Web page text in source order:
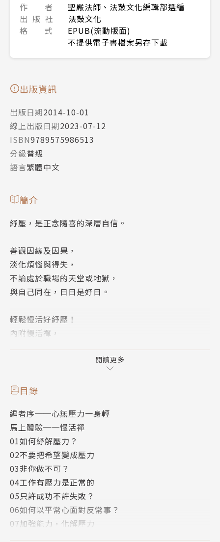
作 者
聖嚴法師、法鼓文化編輯部選編
出 版 社
法鼓文化
格 式
EPUB(流動版面)
不提供電子書檔案另存下載
出版資訊
出版日期2014-10-01
線上出版日期2023-07-12
ISBN9789575986513
分級普級
語言繁體中文
簡介
紓壓，是正念隨喜的深層自信。
善觀因緣及因果，
淡化煩惱與得失，
不論處於職場的天堂或地獄，
與自己同在，日日是好日。
輕鬆慢活好紓壓！
內附慢活禪，
如何轉危為安呢？
讓你把壓力轉為活力！
本書針對上班族的種種事業壓力問題：
難關難過、六神無主、東怕西怕、手忙腳亂……，
精選聖嚴法師40則紓壓指引，
透過不同面向的紓壓禪，
以平常心面對順逆境，盡其在我，
你就能鬆一口氣，解除壓力，
工作從此真輕鬆！
閱讀更多
目錄
編者序──心無壓力一身輕
馬上體驗──慢活禪
01如何紓解壓力？
02不要把希望變成壓力
03非你做不可？
04工作有壓力是正常的
05只許成功不許失敗？
06如何以平常心面對反常事？
07加強能力，化解壓力